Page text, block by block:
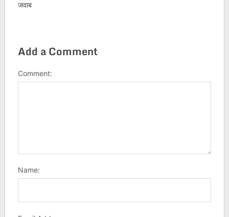
जवाब
Add a Comment
Comment:
Name: